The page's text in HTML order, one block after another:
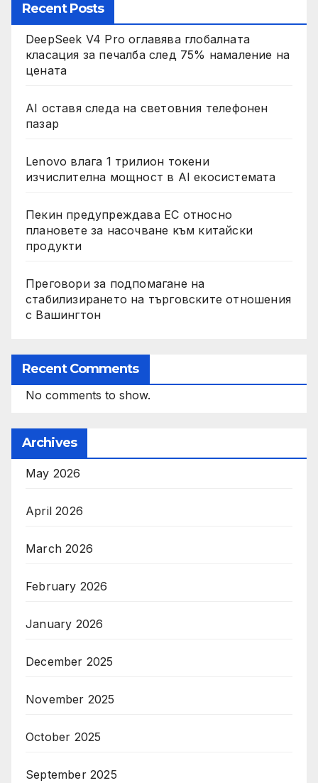
Recent Posts
DeepSeek V4 Pro оглавява глобалната
класация за печалба след 75% намаление на
цената
AI оставя следа на световния телефонен
пазар
Lenovo влага 1 трилион токени
изчислителна мощност в AI екосистемата
Пекин предупреждава ЕС относно
плановете за насочване към китайски
продукти
Преговори за подпомагане на
стабилизирането на търговските отношения
с Вашингтон
Recent Comments
No comments to show.
Archives
May 2026
April 2026
March 2026
February 2026
January 2026
December 2025
November 2025
October 2025
September 2025